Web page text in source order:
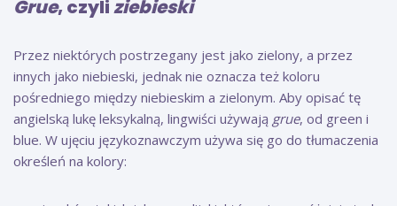
Grue, czyliziebieski
Przez niektórych postrzegany jest jako zielony, a przez
innych jako niebieski, jednak nie oznacza też koloru
pośredniego między niebieskim a zielonym. Aby opisać tę
angielską lukę leksykalną, lingwiści używają grue, od green i
blue. W ujęciu językoznawczym używa się go do tłumaczenia
określeń na kolory: